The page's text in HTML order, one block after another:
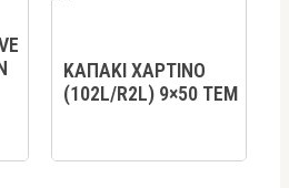
ΚΑΠΑΚΙ ΧΑΡΤΙΝΟ
(102L/R2L) 9×50 ΤΕΜ